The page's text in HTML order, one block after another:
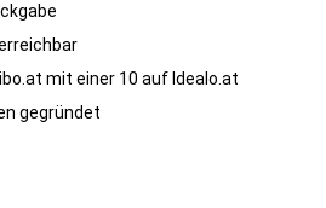
mit einer 10 auf Idealo.at
gegründet